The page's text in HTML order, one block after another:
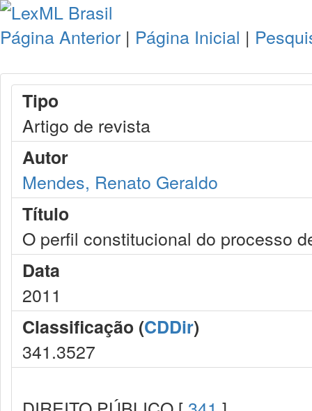
Página Anterior | Página Inicial |
Tipo
Artigo de revista
Autor
Mendes, Renato Geraldo
Título
O perfil constitucional do processo
Data
2011
Classificação (CDDir)
341.3527